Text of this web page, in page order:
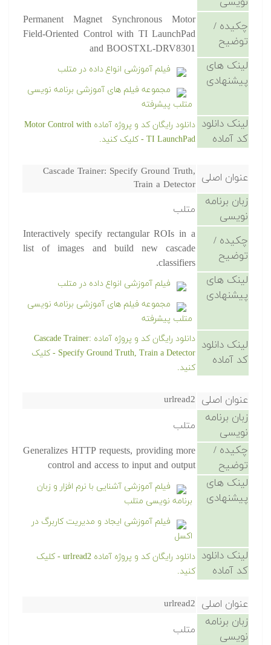
چکیده /
توضیح
Permanent Magnet Synchronous Motor
Field-Oriented Control with TI LaunchPad
and BOOSTXL-DRV8301
لینک های
پیشنهادی
فیلم آموزشی انواع داده در متلب
مجموعه فیلم های آموزشی برنامه نویسی
متلب پیشرفته
لینک دانلود
کد آماده
دانلود رایگان کد و پروژه آماده Motor Control with
TI LaunchPad - کلیک کنید.
عنوان اصلی Cascade Trainer: Specify Ground Truth,
Train a Detector
زبان برنامه
نویسی
متلب
چکیده /
توضیح
Interactively specify rectangular ROIs in a
list of images and build new cascade
classifiers.
لینک های
پیشنهادی
فیلم آموزشی انواع داده در متلب
مجموعه فیلم های آموزشی برنامه نویسی
متلب پیشرفته
لینک دانلود
کد آماده
دانلود رایگان کد و پروژه آماده Cascade Trainer:
Specify Ground Truth, Train a Detector - کلیک
کنید.
عنوان اصلی urlread2
زبان برنامه
نویسی
متلب
چکیده /
توضیح
Generalizes HTTP requests, providing more
control and access to input and output
لینک های
پیشنهادی
فیلم آموزشی آشنایی با نرم افزار و زبان
برنامه نویسی متلب
فیلم آموزشی ایجاد و مدیریت کاربرگ در
اکسل
لینک دانلود
کد آماده
دانلود رایگان کد و پروژه آماده urlread2 - کلیک
کنید.
عنوان اصلی urlread2
زبان برنامه
نویسی
متلب